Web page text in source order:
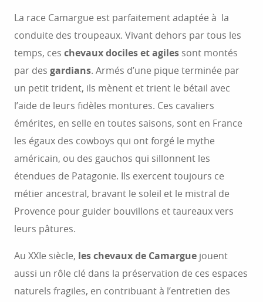
La race Camargue est parfaitement adaptée à la
conduite des troupeaux. Vivant dehors par tous les
temps, ces chevaux dociles et agiles sont montés
par des gardians. Armés d’une pique terminée par
un petit trident, ils mènent et trient le bétail avec
l’aide de leurs fidèles montures. Ces cavaliers
émérites, en selle en toutes saisons, sont en France
les égaux des cowboys qui ont forgé le mythe
américain, ou des gauchos qui sillonnent les
étendues de Patagonie. Ils exercent toujours ce
métier ancestral, bravant le soleil et le mistral de
Provence pour guider bouvillons et taureaux vers
leurs pâtures.
Au XXIe siècle, les chevaux de Camargue jouent
aussi un rôle clé dans la préservation de ces espaces
naturels fragiles, en contribuant à l’entretien des